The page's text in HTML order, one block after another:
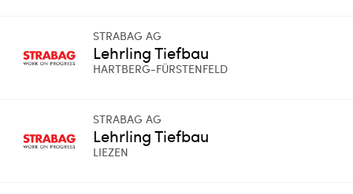
STRABAG AG
Lehrling Tiefbau
HARTBERG-FÜRSTENFELD
STRABAG AG
Lehrling Tiefbau
LIEZEN